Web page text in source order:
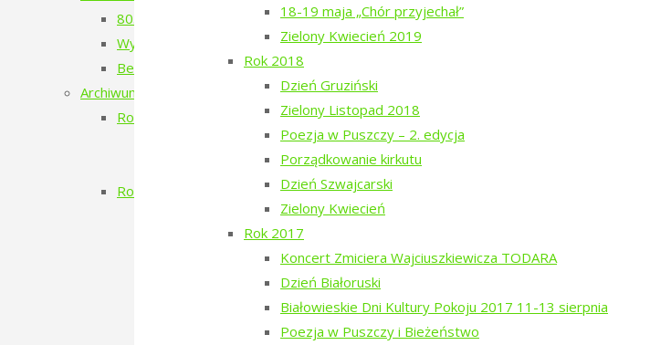
18-19 maja „Chór przyjechał”
Zielony Kwiecień 2019
Rok 2018
Dzień Gruziński
Zielony Listopad 2018
Poezja w Puszczy – 2. edycja
Porządkowanie kirkutu
Dzień Szwajcarski
Zielony Kwiecień
Rok 2017
Koncert Zmiciera Wajciuszkiewicza TODARA
Dzień Białoruski
Białowieskie Dni Kultury Pokoju 2017 11-13 sierpnia
Poezja w Puszczy i Bieżeństwo
80. Rocznica Zagłady Żydów Narewkowskich
Wystawa „Sąsiedzi, których już nie ma…”
Berjozkele – Dobranoc Narewko
Archiwum 2016-2020
Rok 2020
Aleja Odlatujących Ptaków
Rok 2019
Filmowe Podlasie oraz koncert Postmana
Narewka czyta Olgę Tokarczuk
Poezja w Puszczy – 3. edycja
RÓBMY SWOJE – Pasieki